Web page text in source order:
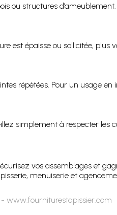
ou structures
est épaisse ou sollicitée,
répétées. Pour un usage
simplement à respecter les
vos assemblages et
menuiserie et
- www.fourniturestapissier.com